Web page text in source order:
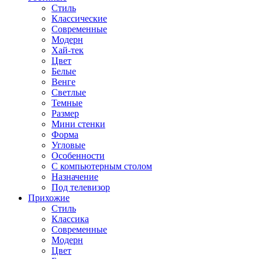
Стиль
Классические
Современные
Модерн
Хай-тек
Цвет
Белые
Венге
Светлые
Темные
Размер
Мини стенки
Форма
Угловые
Особенности
С компьютерным столом
Назначение
Под телевизор
Прихожие
Стиль
Классика
Современные
Модерн
Цвет